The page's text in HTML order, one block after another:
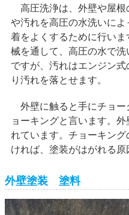
高圧洗浄は、外壁や屋
や汚れを高圧の水洗いに
着をよくするために行い
械を通して、高圧の水で
ですが、汚れはエンジン
り汚れを落とせます。
外壁に触ると手にチョ
ョーキングと言います。
れています。チョーキン
ければ、塗装がはがれる原
外壁塗装 塗料